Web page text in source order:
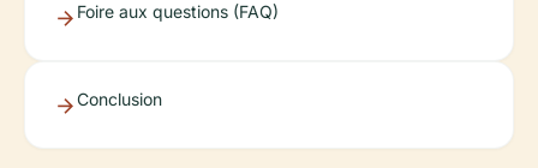
Foire aux questions (FAQ)
Conclusion